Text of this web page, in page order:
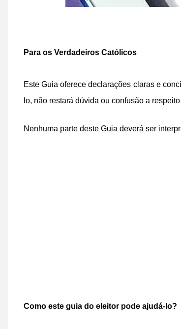
Para os Verdadeiros Católicos
Este Guia oferece declarações claras e
lo, não restará dúvida ou confusão a
Nenhuma parte deste Guia deverá ser
Como este guia do eleitor pode ajudá-lo?